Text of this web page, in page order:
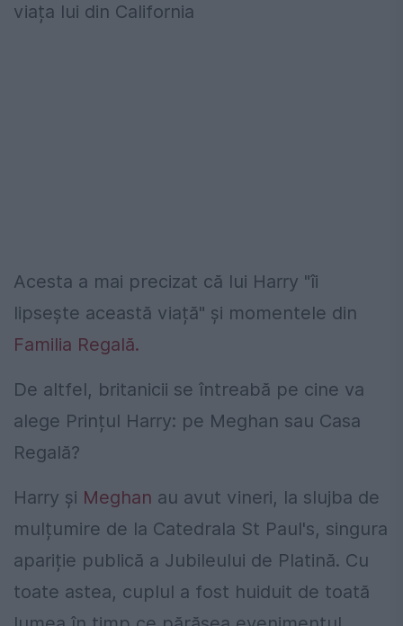
viața lui din California
Acesta a mai precizat că lui Harry "îi
lipsește această viață" și momentele din
Familia Regală.
De altfel, britanicii se întreabă pe cine va
alege Prințul Harry: pe Meghan sau Casa
Regală?
Harry și Meghan au avut vineri, la slujba de
mulțumire de la Catedrala St Paul's, singura
apariție publică a Jubileului de Platină. Cu
toate astea, cuplul a fost huiduit de toată